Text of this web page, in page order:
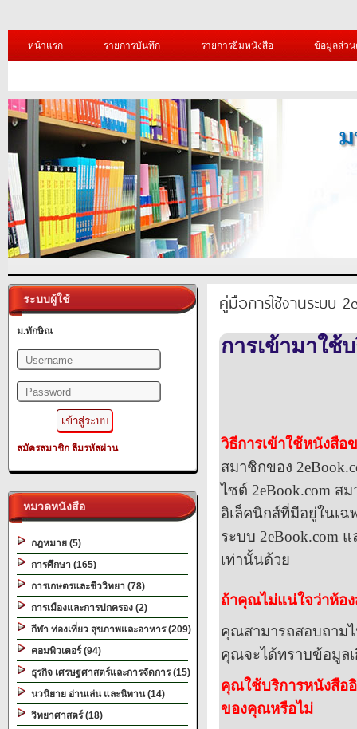
หน้าแรก รายการบันทึก รายการยืมหนังสือ ข้อมูลส่ว
ระบบผู้ใช้
ม.ทักษิณ
สมัครสมาชิก ลืมรหัสผ่าน
หมวดหนังสือ
กฎหมาย (5)
การศึกษา (165)
การเกษตรและชีววิทยา (78)
การเมืองและการปกครอง (2)
กีฬา ท่องเที่ยว สุขภาพและอาหาร (209)
คอมพิวเตอร์ (94)
ธุรกิจ เศรษฐศาสตร์และการจัดการ (15)
นวนิยาย อ่านเล่น และนิทาน (14)
วิทยาศาสตร์ (18)
คู่มือการใช้งานระบบ
การเข้ามาใช้
วิธีการเข้าใช้หนังสือ
สมาชิกของ
ไซต์ 2eBook.com สม
อิเล็คนิกส์ที่มีอยู่ในเฉ
ระบบ 2eBook.com แ
เท่านั้นด้วย
ถ้าคุณไม่แน่ใจว่าห้อ
คุณสามารถสอบถาม
คุณจะได้ทราบข้อมูล
คุณใช้บริการหนังสือ
ของคุณหรือไม่